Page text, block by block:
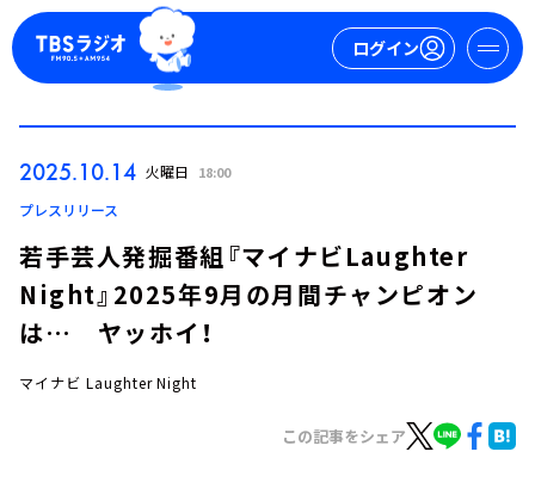
ログイン
2025.10.14 火曜日 18:00
プレスリリース
若手芸人発掘番組『マイナビLaughter
Night』2025年9月の月間チャンピオン
は… ヤッホイ！
マイナビ Laughter Night
この記事をシェア